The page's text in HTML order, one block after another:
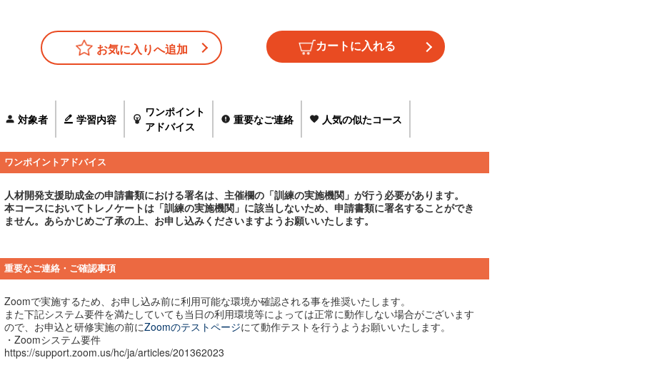
お気に入りへ追加
対象者 学習内容
ワンポイント
アドバイス
重要なご連絡 人気の似たコース
ワンポイントアドバイス
人材開発支援助成金の申請書類における署名は、主催欄の「訓練の実施機関」が行う必要があります。
本コースにおいてトレノケートは「訓練の実施機関」に該当しないため、申請書類に署名することができ
ません。あらかじめご了承の上、お申し込みくださいますようお願いいたします。
重要なご連絡・ご確認事項
Zoomで実施するため、お申し込み前に利用可能な環境か確認される事を推奨いたします。
また下記システム要件を満たしていても当日の利用環境等によっては正常に動作しない場合がございます
ので、お申込と研修実施の前にZoomのテストページにて動作テストを行うようお願いいたします。
・Zoomシステム要件
https://support.zoom.us/hc/ja/articles/201362023